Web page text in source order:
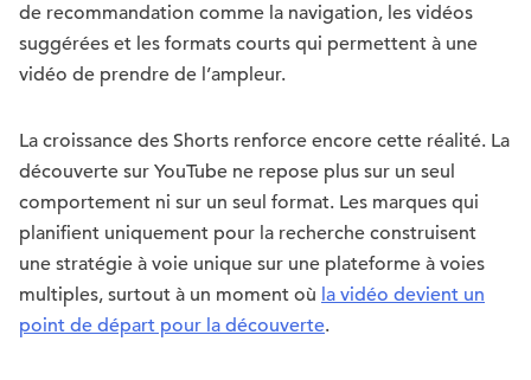
de recommandation comme la navigation, les vidéos
suggérées et les formats courts qui permettent à une
vidéo de prendre de l’ampleur.
La croissance des Shorts renforce encore cette réalité. La
découverte sur YouTube ne repose plus sur un seul
comportement ni sur un seul format. Les marques qui
planifient uniquement pour la recherche construisent
une stratégie à voie unique sur une plateforme à voies
multiples, surtout à un moment où la vidéo devient un
point de départ pour la découverte.